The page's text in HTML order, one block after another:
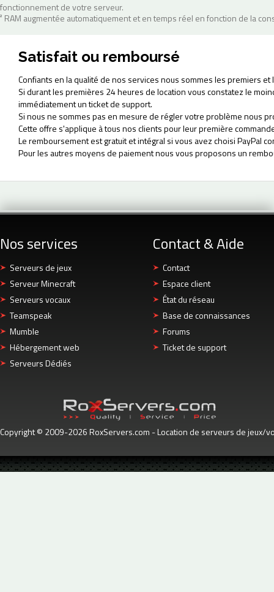
fonctionnement de votre serveur.
² RAM augmentée automatiquement et en temps réel en fonction de la
Satisfait ou remboursé
Confiants en la qualité de nos services nous sommes les premiers
Si durant les premières 24 heures de location vous constatez le
immédiatement un ticket de support.
Si nous ne sommes pas en mesure de régler votre problème nous
Cette offre s'applique à tous nos clients pour leur première
Le remboursement est gratuit et intégral si vous avez choisi PayPal
Pour les autres moyens de paiement nous vous proposons un
Nos services
Serveurs de jeux
Serveur Minecraft
Serveurs vocaux
Teamspeak
Mumble
Hébergement web
Serveurs Dédiés
Contact & Aide
Contact
Espace client
État du réseau
Base de connaissances
Forums
Ticket de support
Copyright © 2009-2026 RoxServers.com - Location de serveurs de jeux/